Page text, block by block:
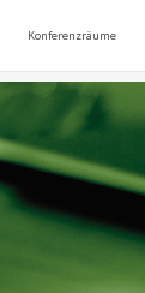
Konferenzräume